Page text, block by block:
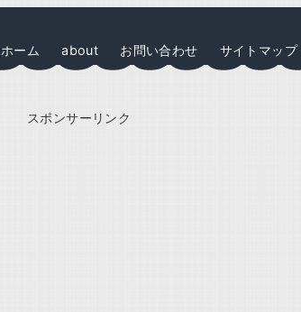
ホーム about お問い合わせ サイトマップ
スポンサーリンク